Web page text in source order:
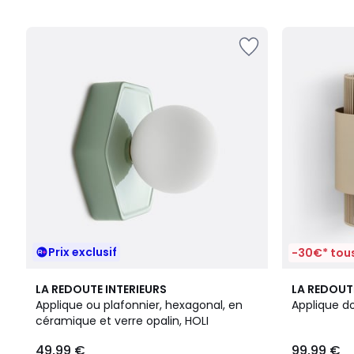
Prix exclusif
LA REDOUTE INTERIEURS
Applique ou plafonnier, hexagonal, en
céramique et verre opalin, HOLI
5
/
5
-30€*
LA
Applique
4,8
/ 5
2
Couleurs